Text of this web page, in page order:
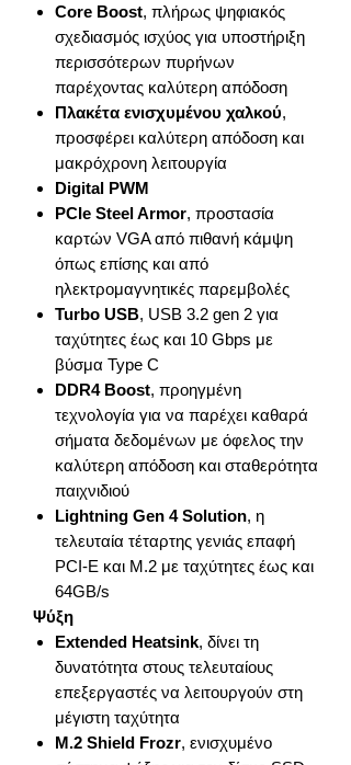
Core Boost, πλήρως ψηφιακός
σχεδιασμός ισχύος για υποστήριξη
περισσότερων πυρήνων
παρέχοντας καλύτερη απόδοση
Πλακέτα ενισχυμένου χαλκού,
προσφέρει καλύτερη απόδοση και
μακρόχρονη λειτουργία
Digital PWM
PCIe Steel Armor, προστασία
καρτών VGA από πιθανή κάμψη
όπως επίσης και από
ηλεκτρομαγνητικές παρεμβολές
Turbo USB, USB 3.2 gen 2 για
ταχύτητες έως και 10 Gbps με
βύσμα Type C
DDR4 Boost, προηγμένη
τεχνολογία για να παρέχει καθαρά
σήματα δεδομένων με όφελος την
καλύτερη απόδοση και σταθερότητα
παιχνιδιού
Lightning Gen 4 Solution, η
τελευταία τέταρτης γενιάς επαφή
PCI-E και M.2 με ταχύτητες έως και
64GB/s
Ψύξη
Extended Heatsink, δίνει τη
δυνατότητα στους τελευταίους
επεξεργαστές να λειτουργούν στη
μέγιστη ταχύτητα
M.2 Shield Frozr, ενισχυμένο